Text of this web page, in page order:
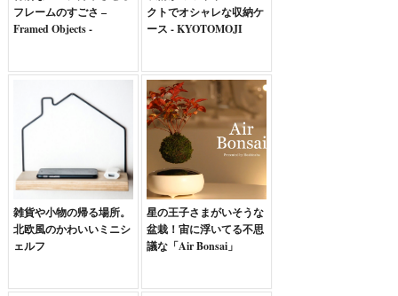
フレームのすごさ –
Framed Objects -
クトでオシャレな収納ケ
ース - KYOTOMOJI
雑貨や小物の帰る場所。
北欧風のかわいいミニシ
ェルフ
星の王子さまがいそうな
盆栽！宙に浮いてる不思
議な「Air Bonsai」